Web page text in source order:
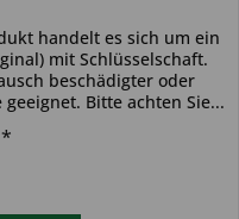
handelt es sich um ein
mit Schlüsselschaft.
beschädigter oder
Bitte achten Sie...